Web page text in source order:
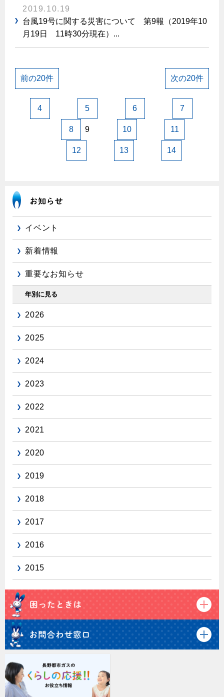
2019.10.19
台風19号に関する災害について 第9報（2019年10
月19日 11時30分現在）...
前の20件
4 5 6 7
8 9 10 11
12 13 14
次の20件
イベント
新着情報
重要なお知らせ
年別に見る
2026
2025
2024
2023
2022
2021
2020
2019
2018
2017
2016
2015